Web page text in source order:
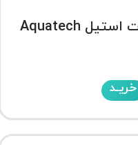
هیتر سونا خشک 6 کیلووات استیل Aquatech
خریـد